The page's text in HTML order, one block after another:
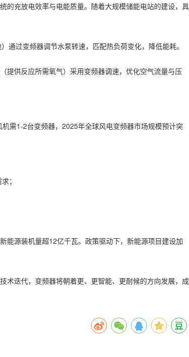
的充放电效率与电能质量。随着大规模储能电站的建设，具
过变频器调节水泵转速，匹配热负荷变化，降低能耗。
提供反应所需氧气）采用变频器调速，优化空气流量与压
需1-2台变频器，2025年全球风电变频器市场规模预计突
；
能源装机量超12亿千瓦。政策驱动下，新能源项目建设加
术迭代，变频器将朝着更、更智能、更耐候的方向发展，成